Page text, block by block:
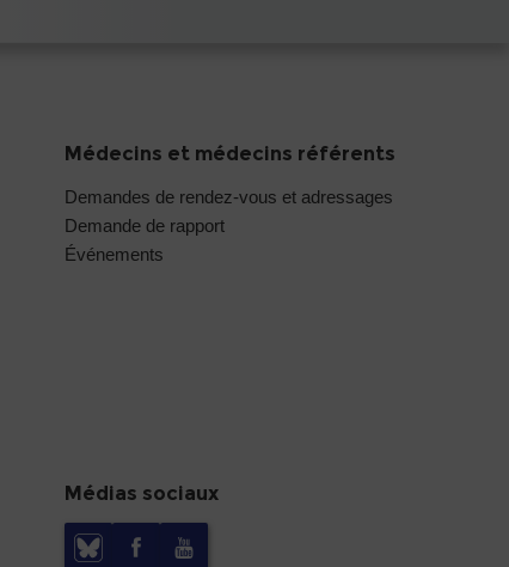
Médecins et médecins référents
Demandes de rendez-vous et adressages
Demande de rapport
Événements
Médias sociaux